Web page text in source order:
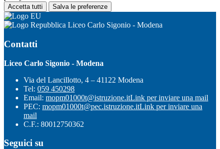
Accetta tutti Salva le preferenze
Liceo Carlo Sigonio - Modena
Contatti
Liceo Carlo Sigonio - Modena
Via del Lancillotto, 4 – 41122 Modena
Tel: 059 450298
Email: mopm01000t@istruzione.itLink per inviare una mail
PEC: mopm01000t@pec.istruzione.itLink per inviare una
mail
C.F.: 80012750362
Seguici su